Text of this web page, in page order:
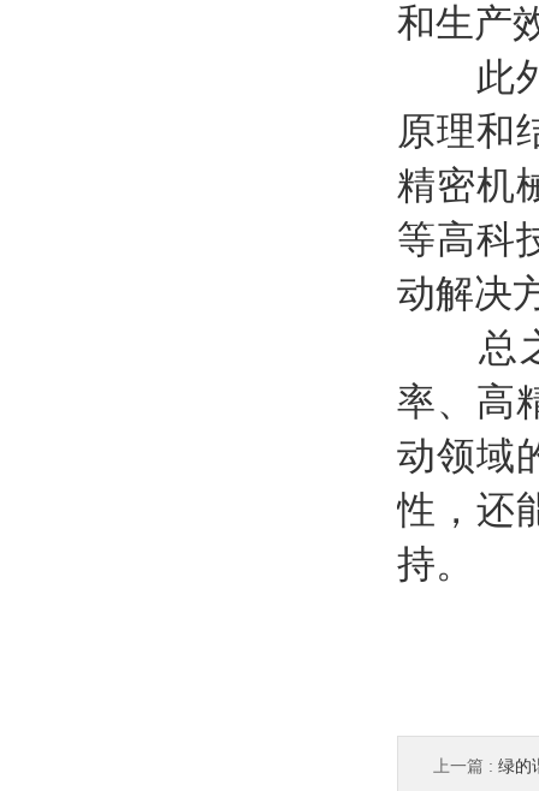
和生产
此外
原理和
精密机
等高科
动解决
总之
率、高
动领域
性，还
持。
上一篇 : 绿的